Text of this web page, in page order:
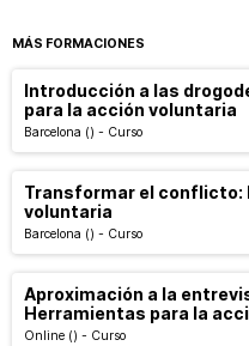
MÁS FORMACIONES
Introducción a las
para la acción voluntaria
Barcelona () - Curso
Transformar el conflicto:
voluntaria
Barcelona () - Curso
Aproximación a la
Herramientas para la
Online () - Curso